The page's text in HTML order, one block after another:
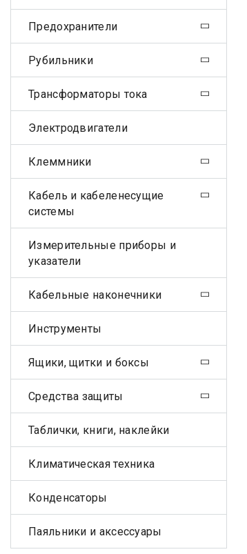
Предохранители
Рубильники
Трансформаторы тока
Электродвигатели
Клеммники
Кабель и кабеленесущие
системы
Измерительные приборы и
указатели
Кабельные наконечники
Инструменты
Ящики, щитки и боксы
Средства защиты
Таблички, книги, наклейки
Климатическая техника
Конденсаторы
Паяльники и аксессуары